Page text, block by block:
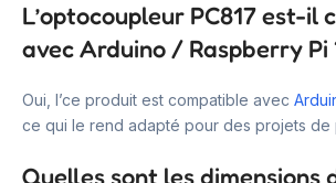
L’optocoupleur PC817 est-il
avec Arduino / Raspberry Pi
Oui, l’ce produit est compatible avec
ce qui le rend adapté pour des projets de
Quelles sont les dimensions